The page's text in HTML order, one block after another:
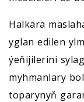
Halkara
yglan edilen
ýeňijilerini
myhmanlary
toparynyň